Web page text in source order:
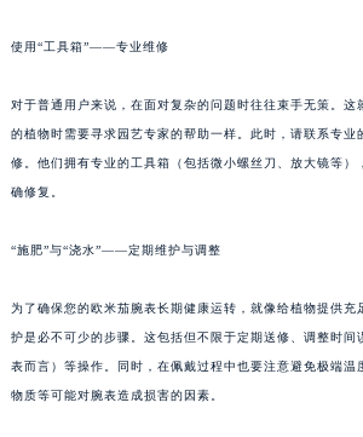
使用“工具箱”——专业维修
对于普通用户来说，在面对复杂的问题时往往束手无策。这
的植物时需要寻求园艺专家的帮助一样。此时，请联系专业
修。他们拥有专业的工具箱（包括微小螺丝刀、放大镜等）
确修复。
“施肥”与“浇水”——定期维护与调整
为了确保您的欧米茄腕表长期健康运转，就像给植物提供充
护是必不可少的步骤。这包括但不限于定期送修、调整时间
表而言）等操作。同时，在佩戴过程中也要注意避免极端温
物质等可能对腕表造成损害的因素。